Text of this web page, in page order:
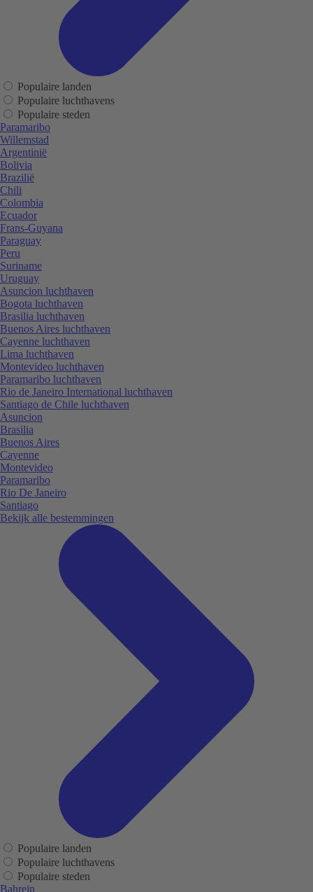
Populaire landen
Populaire luchthavens
Populaire steden
Paramaribo
Willemstad
Argentinië
Bolivia
Brazilië
Chili
Colombia
Ecuador
Frans-Guyana
Paraguay
Peru
Suriname
Uruguay
Asuncion luchthaven
Bogota luchthaven
Brasilia luchthaven
Buenos Aires luchthaven
Cayenne luchthaven
Lima luchthaven
Montevideo luchthaven
Paramaribo luchthaven
Rio de Janeiro International luchthaven
Santiago de Chile luchthaven
Asuncion
Brasilia
Buenos Aires
Cayenne
Montevideo
Paramaribo
Rio De Janeiro
Santiago
Bekijk alle bestemmingen
Populaire landen
Populaire luchthavens
Populaire steden
Bahrein